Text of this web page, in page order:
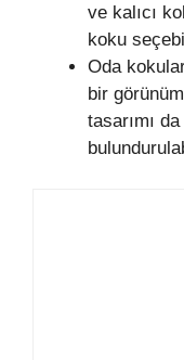
ve kalıcı
koku
Oda
bir
tasarımı